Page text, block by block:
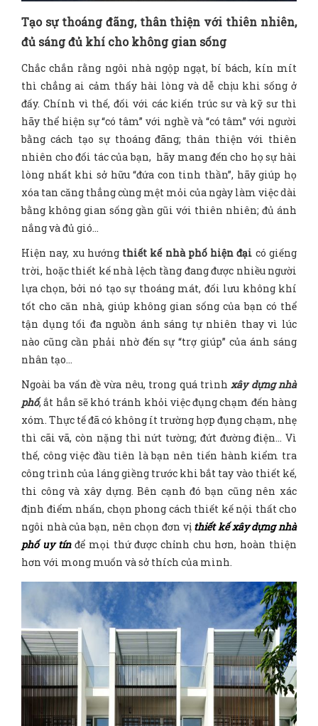
Tạo sự thoáng đãng, thân thiện với thiên nhiên,
đủ sáng đủ khí cho không gian sống
Chắc chắn rằng ngôi nhà ngộp ngạt, bí bách, kín mít
thì chẳng ai cảm thấy hài lòng và dễ chịu khi sống ở
đấy. Chính vì thế, đối với các kiến trúc sư và kỹ sư thì
hãy thể hiện sự “có tâm” với nghề và “có tâm” với người
bằng cách tạo sự thoáng đãng; thân thiện với thiên
nhiên cho đối tác của bạn, hãy mang đến cho họ sự hài
lòng nhất khi sở hữu “đứa con tinh thần”, hãy giúp họ
xóa tan căng thẳng cùng mệt mỏi của ngày làm việc dài
bằng không gian sống gần gũi với thiên nhiên; đủ ánh
nắng và đủ gió…
Hiện nay, xu hướng thiết kế nhà phố hiện đại có giếng
trời, hoặc thiết kế nhà lệch tầng đang được nhiều người
lựa chọn, bởi nó tạo sự thoáng mát, đối lưu không khí
tốt cho căn nhà, giúp không gian sống của bạn có thể
tận dụng tối đa nguồn ánh sáng tự nhiên thay vì lúc
nào cũng cần phải nhờ đến sự “trợ giúp” của ánh sáng
nhân tạo…
Ngoài ba vấn đề vừa nêu, trong quá trìnhxây dựng nhà
phố, ắt hẳn sẽ khó tránh khỏi việc đụng chạm đến hàng
xóm. Thực tế đã có không ít trường hợp đụng chạm, nhẹ
thì cãi vã, còn nặng thì nứt tường; đứt đường điện… Vì
thế, công việc đầu tiên là bạn nên tiến hành kiểm tra
công trình của láng giềng trước khi bắt tay vào thiết kế,
thi công và xây dựng. Bên cạnh đó bạn cũng nên xác
định điểm nhấn, chọn phong cách thiết kế nội thất cho
ngôi nhà của bạn, nên chọn đơn vị thiết kế xây dựng nhà
phố uy tínđể mọi thứ được chỉnh chu hơn, hoàn thiện
hơn với mong muốn và sở thích của mình.